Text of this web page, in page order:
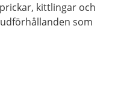
kittlingar och
som